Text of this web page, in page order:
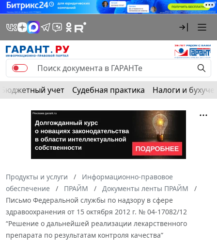
Бюджетный учет Судебная практика Налоги и
Продукты и услуги
Информационно-правовое
обеспечение
ПРАЙМ
Документы ленты ПРАЙМ
Письмо Федеральной службы по надзору в сфере
здравоохранения от 15 октября 2012 г. № 04-17082/12
“Решение о дальнейшей реализации лекарственного
препарата по результатам контроля качества”